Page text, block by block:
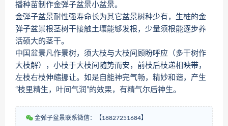
播种苗制作金弹子盆景小盆景。
金弹子盆景耐性强寿命长为其它盆景树种少有，生桩的金
弹子盆景根茎树干接触土壤能够发根，少量须根能逐步养
活硕大的茎干。
中国盆景凡作景树，须大枝与大枝间顾盼呼应（多干树作
大枝解），小枝于大枝间随势而安，前枝后枝递相映带，
左枝右枝伸缩挪让。如是自能神完气畅，精妙和谐，产生
“枝里精生，叶间气润”的效果，有精气尔后神生。
金弹子盆景联系微信：【18827251684】